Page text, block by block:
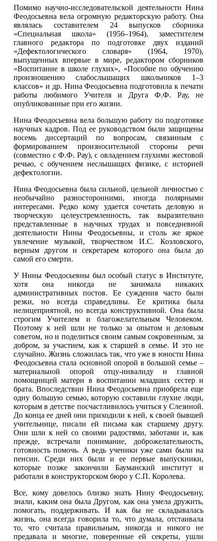
Помимо научно-исследовательской деятельности Нина
Феодосьевна вела огромную редакторскую работу. Она
являлась составителем 24 выпусков сборника
«Специальная школа» (1956–1964), заместителем
главного редактора по подготовке двух изданий
«Дефектологического словаря» (1964, 1970),
выпущенных впервые в мире, редактором сборников
«Воспитание в школе глухих», «Пособие по обучению
произношению слабослышащих школьников 1–3
классов» и др. Нина Феодосьевна подготовила к печати
работы любимого Учителя и Друга Ф.Ф. Рау, не
опубликованные при его жизни.
Нина Феодосьевна вела большую работу по подготовке
научных кадров. Под ее руководством были защищены
восемь диссертаций по вопросам, связанным с
формированием произносительной стороны речи
(совместно с Ф.Ф. Рау), с овладением глухими жестовой
речью, с обучением неслышащих физике, с историей
дефектологии.
Нина Феодосьевна была сильной, цельной личностью с
необычайно разносторонними, иногда полярными
интересами. Редко кому удается сочетать деловую и
творческую целеустремленность, так выразительно
представленные в научных трудах и повседневной
деятельности Нины Феодосьевны, и столь же яркое
увлечение музыкой, творчеством И.С. Козловского,
верным другом и секретарем которого она была до
самой его смерти.
У Нины Феодосьевны был особый статус в Институте,
хотя она никогда не занимала никаких
административных постов. Ее суждения часто были
резки, но всегда справедливы. Ее критика была
нелицеприятной, но всегда конструктивной. Она была
строгим Учителем и благожелательным Человеком.
Поэтому к ней шли не только за опытом и деловым
советом, но и поделиться своим самым сокровенным, за
добром, за участием, как к старшей в семье. И это не
случайно. Жизнь сложилась так, что уже в юности Нина
Феодосьевна стала основной опорой в большой семье –
материальной опорой отцу-инвалиду и главной
помощницей матери в воспитании младших сестер и
брата. Впоследствии Нина Феодосьевна приобрела еще
одну большую семью, которую составили глухие люди,
которым в детстве посчастливилось учиться у Слезиной.
До конца ее дней они приходили к ней, к своей бывшей
учительнице, писали ей письма как старшему другу.
Они шли к ней со своими радостями, заботами и, как
прежде, встречали понимание, доброжелательность,
готовность помочь. А ведь ученики уже сами были на
пенсии. Среди них были и ее первые выпускники,
которые позже закончили Бауманский институт и
работали в конструкторском бюро у С.П. Королева.
Все, кому довелось близко знать Нину Феодосьевну,
знали, каким она была Другом, как она умела дружить,
помогать, поддерживать. И как бы не складывалась
жизнь, она всегда говорила то, что думала, отстаивала
то, что считала правильным, никогда и никого не
предавала и многие, поверенные ей секреты, ушли